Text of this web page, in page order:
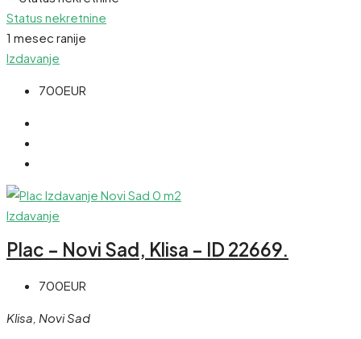
Status nekretnine
1 mesec ranije
Izdavanje
700EUR
Izdavanje
Plac – Novi Sad, Klisa – ID 22669.
700EUR
Klisa, Novi Sad